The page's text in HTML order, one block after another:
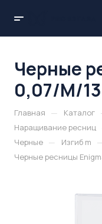
Черные
0,07/M/
Главная — Каталог
Наращивание ресниц
Черные — Изгиб m
Черные ресницы